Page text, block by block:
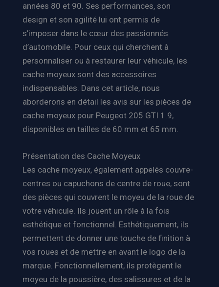
années 80 et 90. Ses performances, son
design et son agilité lui ont permis de
s’imposer dans le cœur des passionnés
d’automobile. Pour ceux qui cherchent à
personnaliser ou à restaurer leur véhicule, les
cache moyeux sont des accessoires
indispensables. Dans cet article, nous
aborderons en détail les avis sur les pièces de
cache moyeux pour Peugeot 205 GTI 1.9,
disponibles en tailles de 60 mm et 65 mm.
Présentation des Cache Moyeux
Les cache moyeux, également appelés couvre-
centres ou capuchons de centre de roue, sont
des pièces qui couvrent le moyeu de la roue de
votre véhicule. Ils jouent un rôle à la fois
esthétique et fonctionnel. Esthétiquement, ils
permettent de donner une touche de finition à
vos roues et de mettre en avant le logo de la
marque. Fonctionnellement, ils protègent le
moyeu de la poussière, des salissures et de la